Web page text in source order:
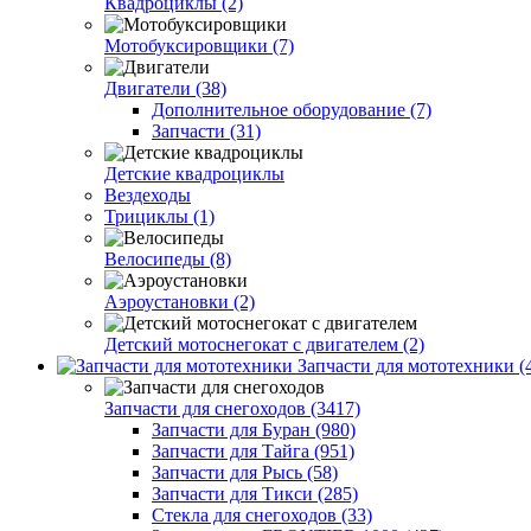
Мотобуксировщики (7)
Двигатели (38)
Дополнительное оборудование (7)
Запчасти (31)
Детские квадроциклы
Вездеходы
Трициклы (1)
Велосипеды (8)
Аэроустановки (2)
Детский мотоснегокат с двигателем (2)
Запчасти для мототехники
Запчасти для снегоходов (3417)
Запчасти для Буран (980)
Запчасти для Тайга (951)
Запчасти для Рысь (58)
Запчасти для Тикси (285)
Стекла для снегоходов (33)